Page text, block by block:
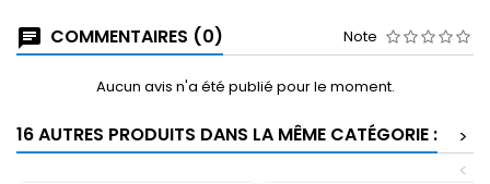
COMMENTAIRES (0) Note
Aucun avis n'a été publié pour le moment.
16 AUTRES PRODUITS DANS LA MÊME CATÉGORIE :
>
<